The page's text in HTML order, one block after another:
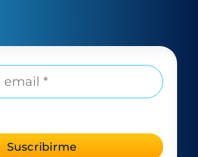
Suscribirme